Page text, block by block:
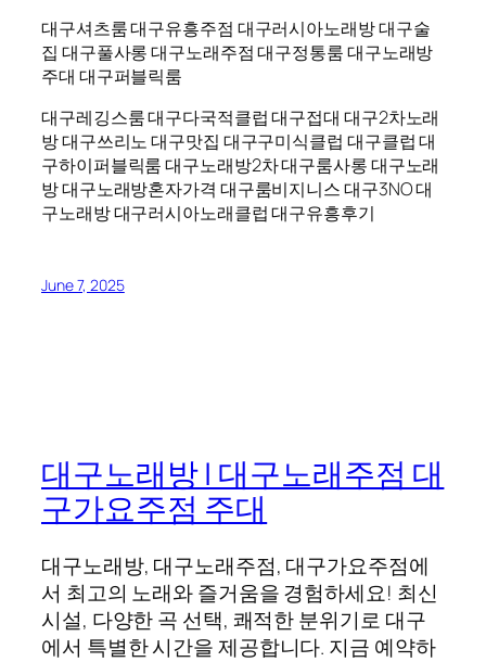
대구셔츠룸 대구유흥주점 대구러시아노래방 대구술
집 대구풀사롱 대구노래주점 대구정통룸 대구노래방
주대 대구퍼블릭룸
대구레깅스룸 대구다국적클럽 대구접대 대구2차노래
방 대구쓰리노 대구맛집 대구구미식클럽 대구클럽 대
구하이퍼블릭룸 대구노래방2차 대구룸사롱 대구노래
방 대구노래방혼자가격 대구룸비지니스 대구3NO 대
구노래방 대구러시아노래클럽 대구유흥후기
June 7, 2025
대구노래방 | 대구노래주점 대
구가요주점 주대
대구노래방, 대구노래주점, 대구가요주점에
서 최고의 노래와 즐거움을 경험하세요! 최신
시설, 다양한 곡 선택, 쾌적한 분위기로 대구
에서 특별한 시간을 제공합니다. 지금 예약하